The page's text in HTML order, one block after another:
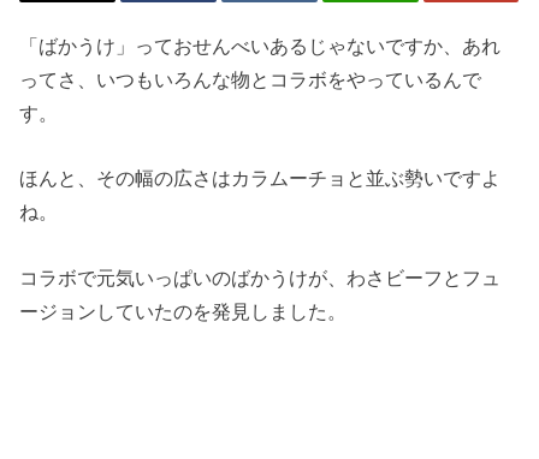
「ばかうけ」っておせんべいあるじゃないですか、あれ
ってさ、いつもいろんな物とコラボをやっているんで
す。
ほんと、その幅の広さはカラムーチョと並ぶ勢いですよ
ね。
コラボで元気いっぱいのばかうけが、わさビーフとフュ
ージョンしていたのを発見しました。